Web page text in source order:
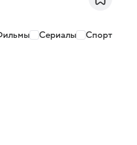
Сериалы Спорт